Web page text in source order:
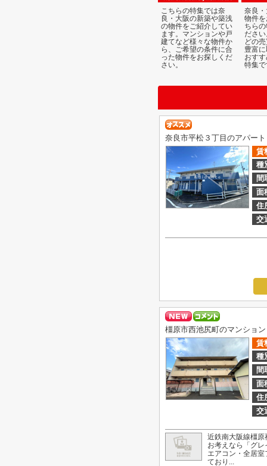
こちらの特集では奈
良・大阪の新築や築浅
の物件をご紹介してい
ます。マンションや戸
建てなど様々な物件か
ら、ご希望の条件に合
った物件をお探しくだ
さい。
奈良
物件
ちら
ださ
どの
豊富
おす
特集で
奈良市平松３丁目のアパート
賃
種
間
面
住
交
橿原市西池尻町のマンション
賃
種
間
面
住
交
近鉄南大阪線橿
お考えなら「グ
エアコン・全居
ており...